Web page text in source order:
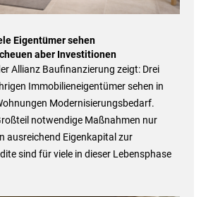
Eigentümer sehen
aber Investitionen
Allianz Baufinanzierung zeigt: Drei
Immobilieneigentümer sehen in
Modernisierungsbedarf.
notwendige Maßnahmen nur
ausreichend Eigenkapital zur
sind für viele in dieser Lebensphase